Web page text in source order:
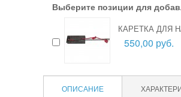
Выберите позиции для
КАРЕТКА ДЛЯ
550,00 руб.
ОПИСАНИЕ